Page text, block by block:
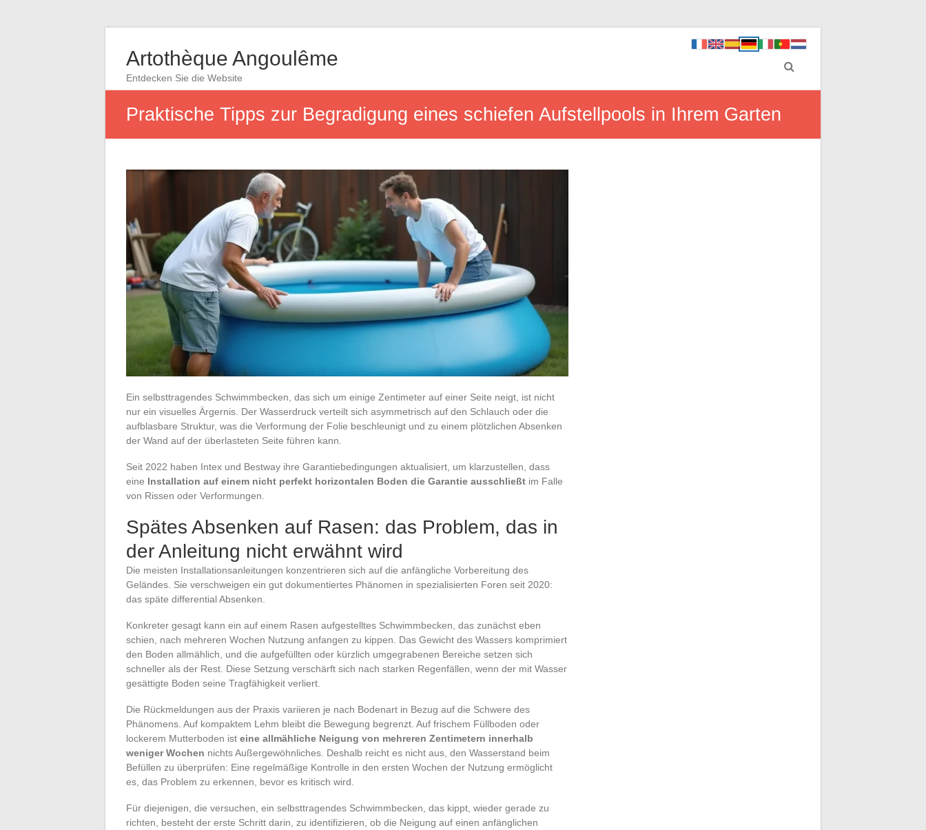
Artothèque Angoulême
Entdecken Sie die Website
Praktische Tipps zur Begradigung eines schiefen Aufstellpools in Ihrem Garten
Ein selbsttragendes Schwimmbecken, das sich um einige Zentimeter auf einer Seite neigt, ist nicht
nur ein visuelles Ärgernis. Der Wasserdruck verteilt sich asymmetrisch auf den Schlauch oder die
aufblasbare Struktur, was die Verformung der Folie beschleunigt und zu einem plötzlichen Absenken
der Wand auf der überlasteten Seite führen kann.
Seit 2022 haben Intex und Bestway ihre Garantiebedingungen aktualisiert, um klarzustellen, dass
eine Installation auf einem nicht perfekt horizontalen Boden die Garantie ausschließt im Falle
von Rissen oder Verformungen.
Spätes Absenken auf Rasen: das Problem, das in
der Anleitung nicht erwähnt wird
Die meisten Installationsanleitungen konzentrieren sich auf die anfängliche Vorbereitung des
Geländes. Sie verschweigen ein gut dokumentiertes Phänomen in spezialisierten Foren seit 2020:
das späte differential Absenken.
Konkreter gesagt kann ein auf einem Rasen aufgestelltes Schwimmbecken, das zunächst eben
schien, nach mehreren Wochen Nutzung anfangen zu kippen. Das Gewicht des Wassers komprimiert
den Boden allmählich, und die aufgefüllten oder kürzlich umgegrabenen Bereiche setzen sich
schneller als der Rest. Diese Setzung verschärft sich nach starken Regenfällen, wenn der mit Wasser
gesättigte Boden seine Tragfähigkeit verliert.
Die Rückmeldungen aus der Praxis variieren je nach Bodenart in Bezug auf die Schwere des
Phänomens. Auf kompaktem Lehm bleibt die Bewegung begrenzt. Auf frischem Füllboden oder
lockerem Mutterboden ist eine allmähliche Neigung von mehreren Zentimetern innerhalb
weniger Wochen nichts Außergewöhnliches. Deshalb reicht es nicht aus, den Wasserstand beim
Befüllen zu überprüfen: Eine regelmäßige Kontrolle in den ersten Wochen der Nutzung ermöglicht
es, das Problem zu erkennen, bevor es kritisch wird.
Für diejenigen, die versuchen, ein selbsttragendes Schwimmbecken, das kippt, wieder gerade zu
richten, besteht der erste Schritt darin, zu identifizieren, ob die Neigung auf einen anfänglichen